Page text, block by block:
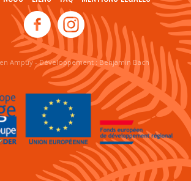
Ampuy- Développement : Benjamin Bach